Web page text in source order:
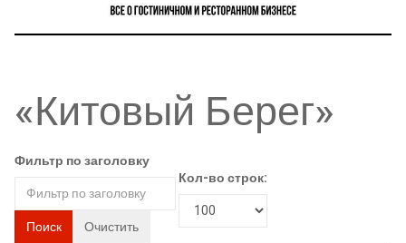
«Китовый Берег»
Фильтр по заголовку
Поиск Очистить
Кол-во строк: